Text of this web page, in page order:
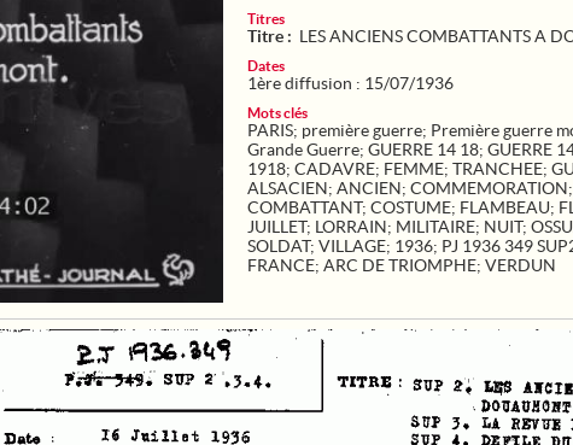
Titres
Titre : LES ANCIENS COMBATTANTS A
Dates
1ère diffusion : 15/07/1936
Mots clés
PARIS; première guerre; Première guerre
Grande Guerre; GUERRE 14 18; GUERRE
1918; CADAVRE; FEMME; TRANCHEE;
ALSACIEN; ANCIEN; COMMEMORATION;
COMBATTANT; COSTUME; FLAMBEAU;
JUILLET; LORRAIN; MILITAIRE; NUIT;
SOLDAT; VILLAGE; 1936; PJ 1936 349
FRANCE; ARC DE TRIOMPHE; VERDUN